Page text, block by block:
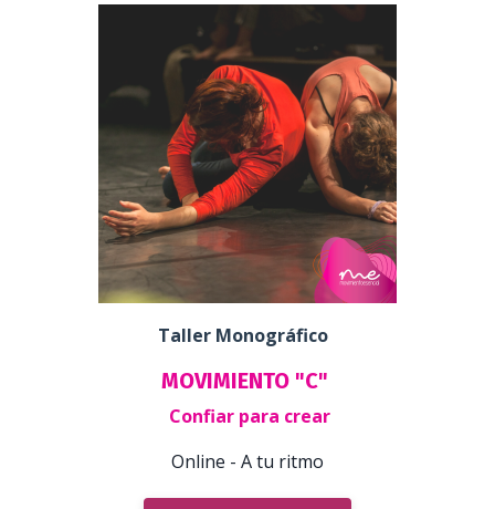
Taller Monográfico
MOVIMIENTO "C"
Confiar para crear
Online - A tu ritmo